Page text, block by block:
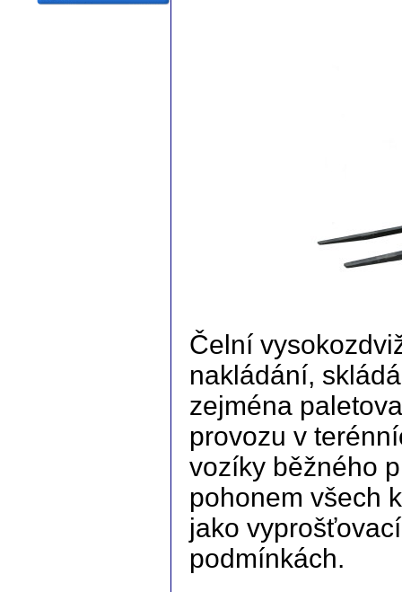
Čelní
nakládání,
zejména
provozu v
vozíky běžného
pohonem všech
jako
podmínkách.